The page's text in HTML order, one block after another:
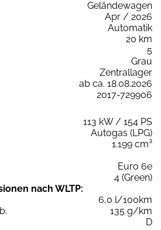
Geländewagen
Apr / 2026
Automatik
20 km
5
Grau
Zentrallager
ab ca. 18.08.2026
2017-729906
113 kW / 154 PS
Autogas (LPG)
1.199 cm³
Euro 6e
4 (Green)
nach WLTP:
6,0 l/100km
135 g/km
D